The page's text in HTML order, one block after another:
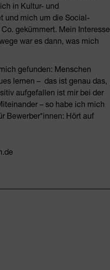
in Kultur- und
und mich um die Social-
gekümmert. Mein Interesse
war es dann, was mich
gefunden: Menschen
lernen – das ist genau das,
aufgefallen ist mir bei der
– so habe ich mich
Bewerber*innen: Hört auf